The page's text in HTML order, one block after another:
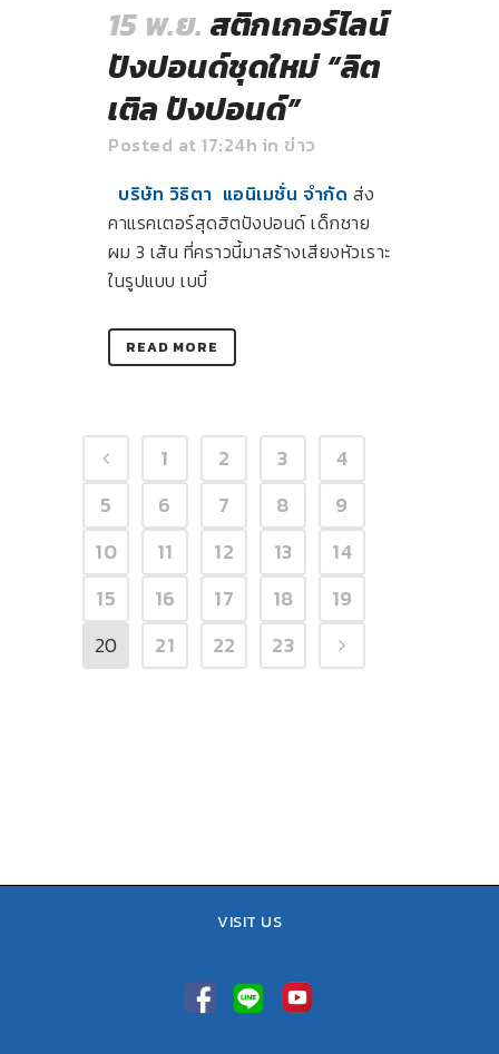
15 พ.ย. สติกเกอร์ไลน์
ปังปอนด์ชุดใหม่ “ลิต
เติล ปังปอนด์”
Posted at 17:24h in ข่าว
บริษัท วิธิตา แอนิเมชั่น จำกัด ส่ง
คาแรคเตอร์สุดฮิตปังปอนด์ เด็กชาย
ผม 3 เส้น ที่คราวนี้มาสร้างเสียงหัวเราะ
ในรูปแบบ เบบี๋
READ MORE
1 2 3
4
5
6 7 8
9
10
11 12 13
14
15
16 17 18
19
20
21 22 23
VISIT US